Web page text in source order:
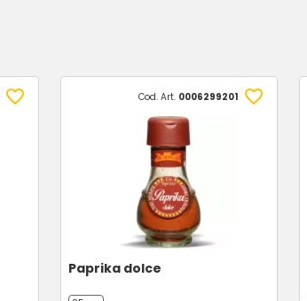
Cod. Art. 0006299201
Paprika dolce